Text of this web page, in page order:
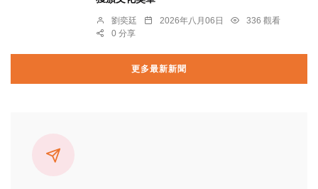
劉奕廷 2026年八月06日
336 觀看
0 分享
更多最新新聞